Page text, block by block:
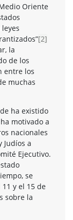
Oriente
[2]
la
de los
entre los
muchas
ha existido
motivado a
nacionales
Judíos a
Ejecutivo.
se
y el 15 de
sobre la